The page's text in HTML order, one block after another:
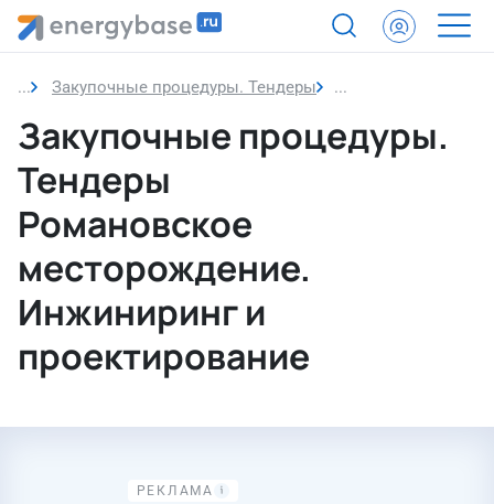
Закупочные процедуры. Тендеры Инжиниринг и
Закупочные процедуры.
Тендеры
Романовское
месторождение.
Инжиниринг и
проектирование